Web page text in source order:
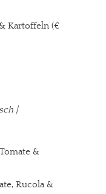
Kartoffeln (€
|
&
Rucola &